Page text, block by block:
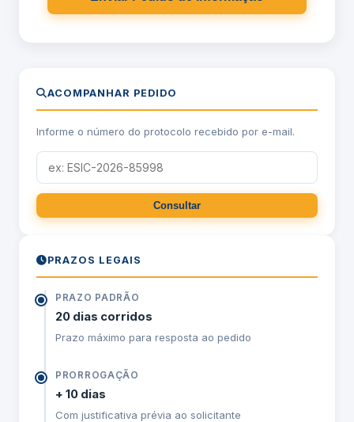
ACOMPANHAR PEDIDO
Informe o número do protocolo recebido por e-mail.
PRAZOS LEGAIS
PRAZO PADRÃO
20 dias corridos
Prazo máximo para resposta ao pedido
PRORROGAÇÃO
+ 10 dias
Com justificativa prévia ao solicitante